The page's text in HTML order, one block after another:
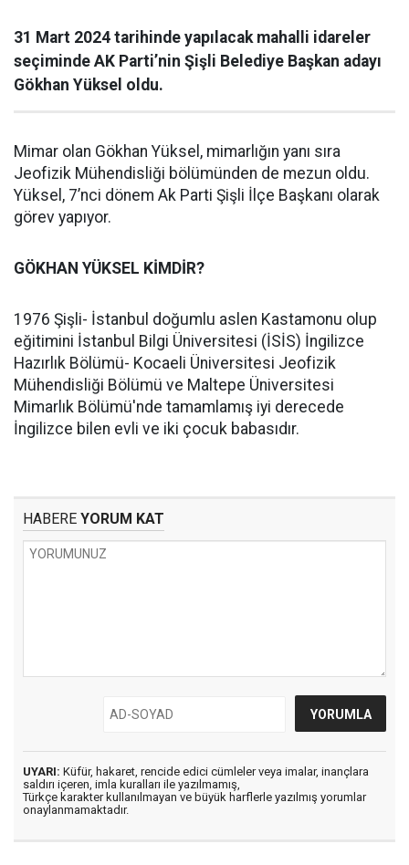
31 Mart 2024 tarihinde yapılacak mahalli idareler
seçiminde AK Parti’nin Şişli Belediye Başkan adayı
Gökhan Yüksel oldu.
Mimar olan Gökhan Yüksel, mimarlığın yanı sıra
Jeofizik Mühendisliği bölümünden de mezun oldu.
Yüksel, 7’nci dönem Ak Parti Şişli İlçe Başkanı olarak
görev yapıyor.
GÖKHAN YÜKSEL KİMDİR?
1976 Şişli- İstanbul doğumlu aslen Kastamonu olup
eğitimini İstanbul Bilgi Üniversitesi (İSİS) İngilizce
Hazırlık Bölümü- Kocaeli Üniversitesi Jeofizik
Mühendisliği Bölümü ve Maltepe Üniversitesi
Mimarlık Bölümü'nde tamamlamış iyi derecede
İngilizce bilen evli ve iki çocuk babasıdır.
HABERE YORUM KAT
UYARI: Küfür, hakaret, rencide edici cümleler veya imalar, inançlara
saldırı içeren, imla kuralları ile yazılmamış,
Türkçe karakter kullanılmayan ve büyük harflerle yazılmış yorumlar
onaylanmamaktadır.